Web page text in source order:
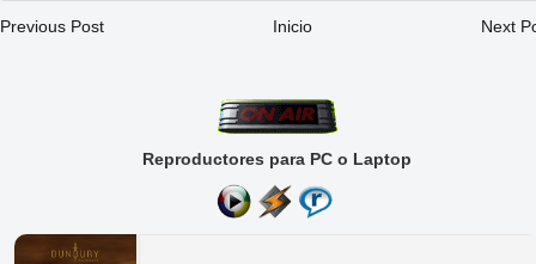
Previous Post Inicio Next
Reproductores para PC o Laptop